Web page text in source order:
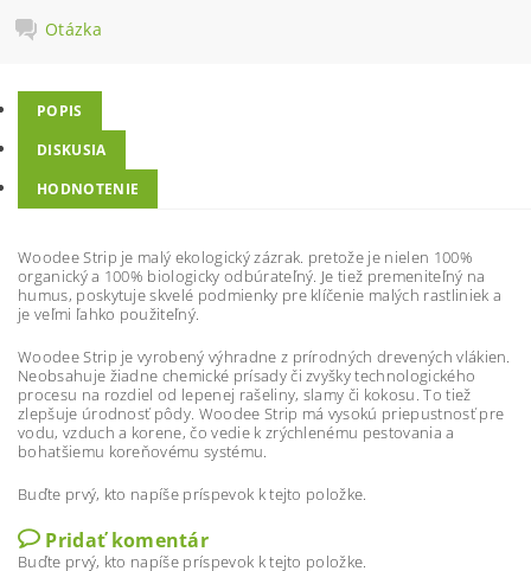
Otázka
POPIS
DISKUSIA
HODNOTENIE
Woodee Strip je malý ekologický zázrak. pretože je nielen 100%
organický a 100% biologicky odbúrateľný. Je tiež premeniteľný na
humus, poskytuje skvelé podmienky pre klíčenie malých rastliniek a
je veľmi ľahko použiteľný.
Woodee Strip je vyrobený výhradne z prírodných drevených vlákien.
Neobsahuje žiadne chemické prísady či zvyšky technologického
procesu na rozdiel od lepenej rašeliny, slamy či kokosu. To tiež
zlepšuje úrodnosť pôdy. Woodee Strip má vysokú priepustnosť pre
vodu, vzduch a korene, čo vedie k zrýchlenému pestovania a
bohatšiemu koreňovému systému.
Buďte prvý, kto napíše príspevok k tejto položke.
Pridať komentár
Buďte prvý, kto napíše príspevok k tejto položke.